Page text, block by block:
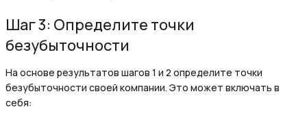
Шаг 3: Определите точки
безубыточности
На основе результатов шагов 1 и 2 определите точки
безубыточности своей компании. Это может включать в
себя: